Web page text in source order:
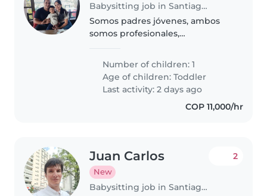
Babysitting job in Santiago de Cali
Somos padres jóvenes, ambos
somos profesionales,
aprende muy rápido, es
inteligente y le gusta explorar.
Tiene energía de sobra, es muy
sano, está..
Number of children: 1
Age of children:Toddler
Last activity: 2 days ago
COP 11,000/hr
Juan Carlos
New
Babysitting job in Santiago de Cali
2